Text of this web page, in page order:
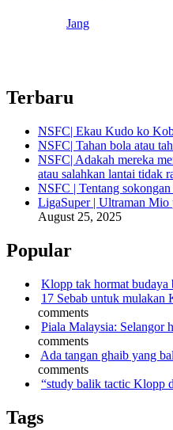
Jang
Terbaru
NSFC| Ekau Kudo ko
NSFC| Tahan bola atau
NSFC| Adakah mereka
atau salahkan lantai tidak
NSFC | Tentang
LigaSuper | Ultraman
August 25, 2025
Popular
Klopp tak hormat budaya
17 Sebab untuk
comments
Piala Malaysia: Selangor
comments
Ada tangan ghaib yang
comments
“study balik tactic Klopp
Tags